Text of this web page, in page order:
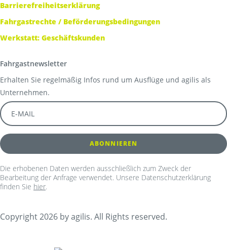
Barrierefreiheitserklärung
Fahrgastrechte / Beförderungsbedingungen
Werkstatt: Geschäftskunden
Fahrgastnewsletter
Erhalten Sie regelmäßig Infos rund um Ausflüge und agilis als
Unternehmen.
Die erhobenen Daten werden ausschließlich zum Zweck der
Bearbeitung der Anfrage verwendet. Unsere Datenschutzerklärung
finden Sie hier.
Copyright 2026 by agilis. All Rights reserved.